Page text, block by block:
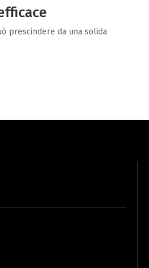
prescindere da una solida